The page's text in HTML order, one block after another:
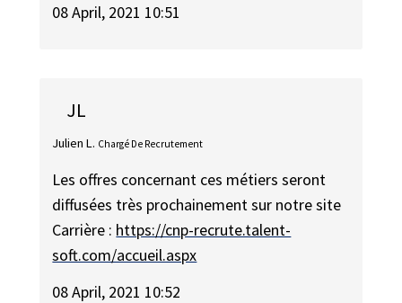
08 April, 2021 10:51
JL
Julien L. Chargé De Recrutement
Les offres concernant ces métiers seront
diffusées très prochainement sur notre site
Carrière : https://cnp-recrute.talent-
soft.com/accueil.aspx
08 April, 2021 10:52